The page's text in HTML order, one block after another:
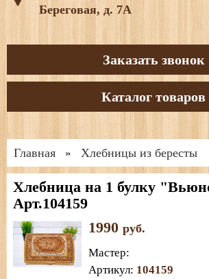
Береговая, д. 7А
Заказать звонок
Каталог товаров
Главная » Хлебницы из бересты
Хлебница на 1 булку
Арт.104159
1990 руб.
Мастер:
Артикул: 104159